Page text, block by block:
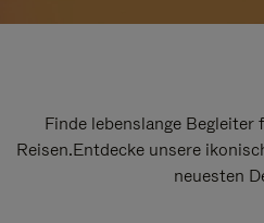
Finde lebenslange Begleiter
Reisen.Entdecke unsere
neuesten